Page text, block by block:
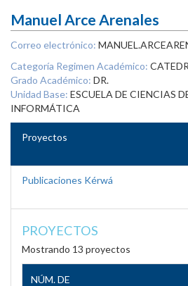
Manuel Arce Arenales
Correo electrónico:
Categoría Regimen Académico:
Grado Académico: DR.
Unidad Base: ESCUELA DE CIENCIAS
INFORMÁTICA
Proyectos
Publicaciones Kérwá
PROYECTOS
Mostrando 13 proyectos
NÚM. DE